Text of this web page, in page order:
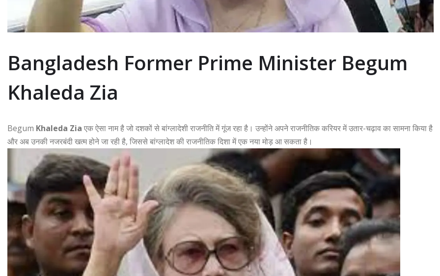
Bangladesh Former Prime Minister Begum
Khaleda Zia
Begum Khaleda Zia एक ऐसा नाम है जो दशकों से बांग्लादेशी राजनीति में गूंज रहा है। उन्होंने अपने राजनीतिक करियर में उतार-चढ़ाव का सामना किया है
और अब उनकी नजरबंदी खत्म होने जा रही है, जिससे बांग्लादेश की राजनीतिक दिशा में एक नया मोड़ आ सकता है।